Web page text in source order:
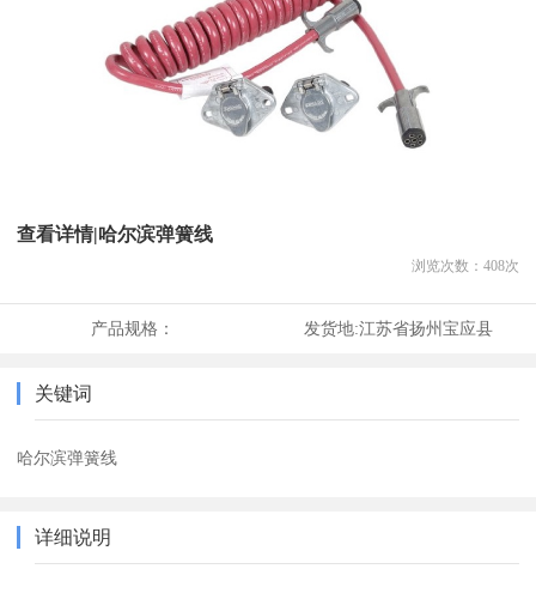
查看详情|哈尔滨弹簧线
浏览次数： 408次
产品规格： 发货地:江苏省扬州宝应县
关键词
哈尔滨弹簧线
详细说明